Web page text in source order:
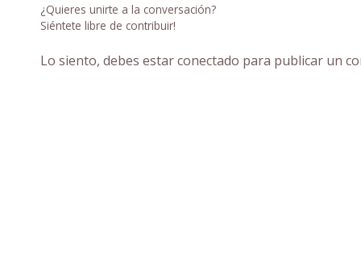
¿Quieres unirte a la conversación?
Siéntete libre de contribuir!
Lo siento, debes estarconectado para publicar un